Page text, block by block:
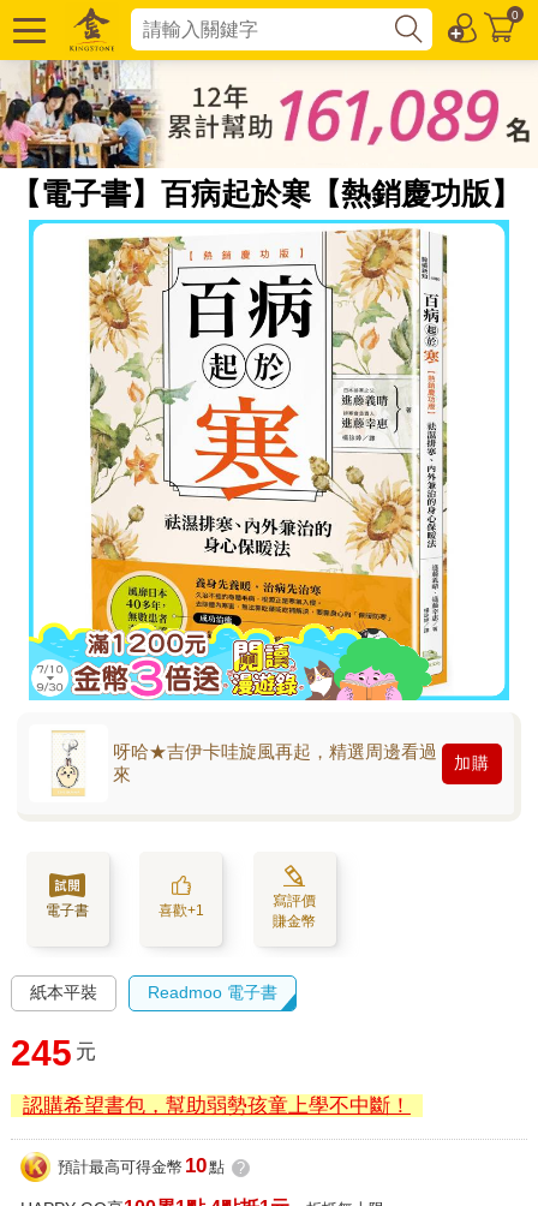
0
【電子書】百病起於寒【熱銷慶功版】
呀哈★吉伊卡哇旋風再起，精選周邊看過
來
加購
電子書 喜歡+1
寫評價
賺金幣
紙本平裝 Readmoo 電子書
245 元
認購希望書包，幫助弱勢孩童上學不中斷！
預計最高可得金幣 10點 ?